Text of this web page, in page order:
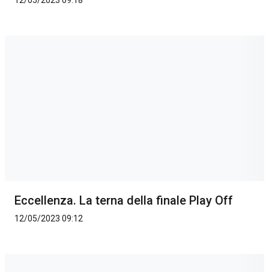
Eccellenza. La terna della finale Play Off
12/05/2023 09:12